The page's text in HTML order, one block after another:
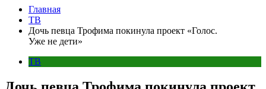
Главная
ТВ
Дочь певца Трофима покинула проект «Голос.
Уже не дети»
ТВ